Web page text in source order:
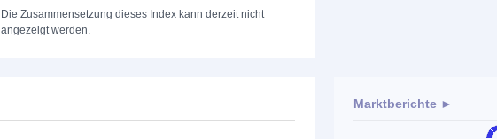
Die Zusammensetzung dieses Index kann derzeit nicht
angezeigt werden.
Marktberichte ►